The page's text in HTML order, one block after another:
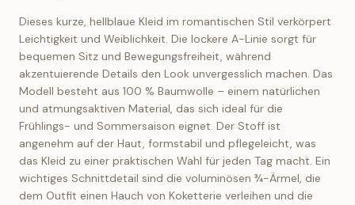
Dieses kurze, hellblaue Kleid im romantischen Stil verkörpert
Leichtigkeit und Weiblichkeit. Die lockere A-Linie sorgt für
bequemen Sitz und Bewegungsfreiheit, während
akzentuierende Details den Look unvergesslich machen. Das
Modell besteht aus 100 % Baumwolle – einem natürlichen
und atmungsaktiven Material, das sich ideal für die
Frühlings- und Sommersaison eignet. Der Stoff ist
angenehm auf der Haut, formstabil und pflegeleicht, was
das Kleid zu einer praktischen Wahl für jeden Tag macht. Ein
wichtiges Schnittdetail sind die voluminösen ¾-Ärmel, die
dem Outfit einen Hauch von Koketterie verleihen und die